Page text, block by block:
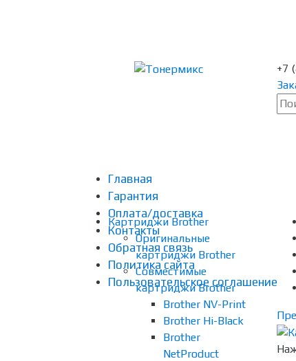
+7
Главная
Гарантия
Оплата/доставка
Контакты
Обратная связь
Политика сайта
Пользовательское соглашение
Картриджи Brother
Оригинальные
картриджи Brother
Совместимые
картриджи Brother
Brother NV-Print
Brother Hi-Black
Brother
NetProduct